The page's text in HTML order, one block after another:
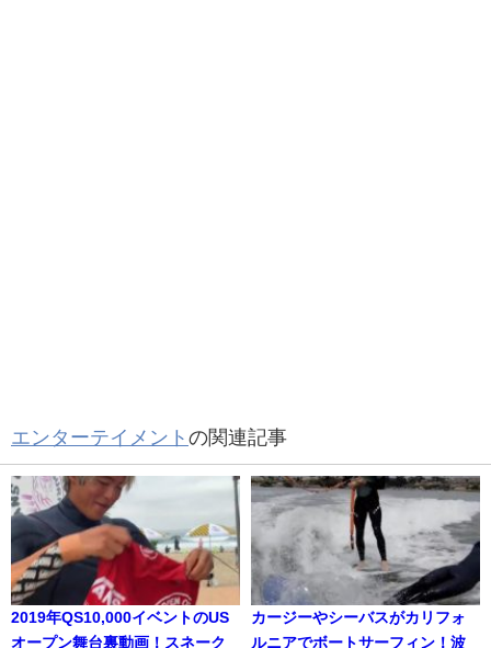
エンターテイメント の関連記事
2019年QS10,000イベントのUS
オープン舞台裏動画！スネーク
カージーやシーバスがカリフォ
ルニアでボートサーフィン！波